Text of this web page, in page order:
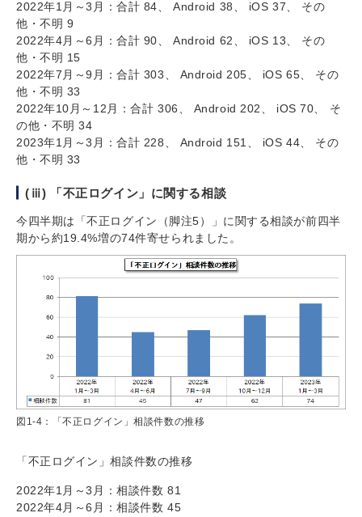
2022年1月～3月：合計 84、 Android 38、 iOS 37、 その
他・不明 9
2022年4月～6月：合計 90、 Android 62、 iOS 13、 その
他・不明 15
2022年7月～9月：合計 303、 Android 205、 iOS 65、 その
他・不明 33
2022年10月～12月：合計 306、 Android 202、 iOS 70、 そ
の他・不明 34
2023年1月～3月：合計 228、 Android 151、 iOS 44、 その
他・不明 33
(ⅲ) 「不正ログイン」に関する相談
今四半期は「不正ログイン（脚注5）」に関する相談が前四半
期から約19.4%増の74件寄せられました。
図1-4：「不正ログイン」相談件数の推移
「不正ログイン」相談件数の推移
2022年1月～3月：相談件数 81
2022年4月～6月：相談件数 45